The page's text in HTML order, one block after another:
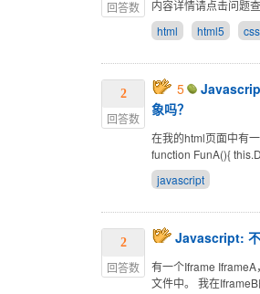
回答数
内容详情请点击问题查
html
html5 css
2
回答数
5
象吗？
在我的html页面中有
function FunA(){
javascript
2
回答数
Javascript:
有一个Iframe
文件中。 我在